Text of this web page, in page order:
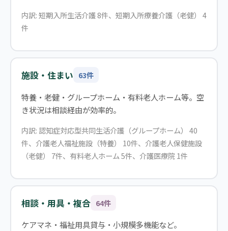
内訳: 短期入所生活介護 8件、短期入所療養介護（老健） 4
件
施設・住まい 63件
特養・老健・グループホーム・有料老人ホーム等。空
き状況は相談経由が効率的。
内訳: 認知症対応型共同生活介護（グループホーム） 40
件、介護老人福祉施設（特養） 10件、介護老人保健施設
（老健） 7件、有料老人ホーム 5件、介護医療院 1件
相談・用具・複合 64件
ケアマネ・福祉用具貸与・小規模多機能など。